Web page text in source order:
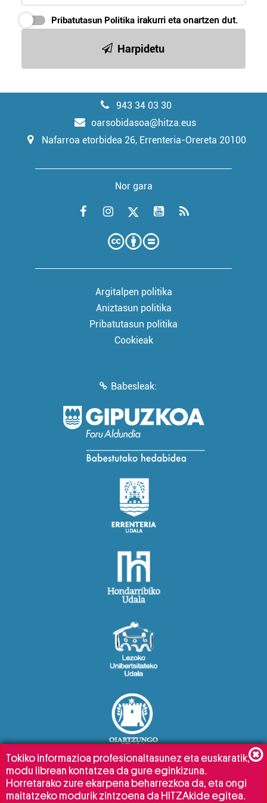
Pribatutasun Politika irakurri eta onartzen dut.
Harpidetu
943 34 03 30
oarsobidasoa@hitza.eus
Nafarroa etorbidea 26, Errenteria-Orereta 20100
Nor gara
Argitalpen politika
Aniztasun politika
Pribatutasun politika
Cookieak
Babesleak:
Tokiko informazioa profesionaltasunez eta euskaratik,
modu librean kontatzea da gure eginkizuna.
Horretarako zure ekarpena beharrezkoa da, eta ongi
maitatzeko modurik zintzoena da HITZAkide egitea.